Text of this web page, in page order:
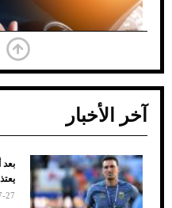
ضعف تبريد مكيف
الأسباب والحلول
آخر الأخبار
27